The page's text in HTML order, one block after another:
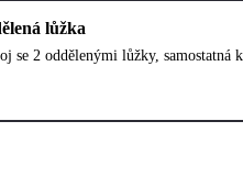
lůžka
se 2 oddělenými lůžky, samostatná